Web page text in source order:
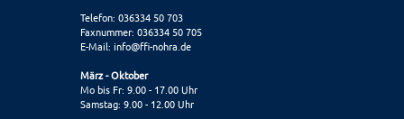
Telefon: 036334 50 703
Faxnummer: 036334 50 705
E-Mail: info@ffi-nohra.de
März - Oktober
Mo bis Fr: 9.00 - 17.00 Uhr
Samstag: 9.00 - 12.00 Uhr